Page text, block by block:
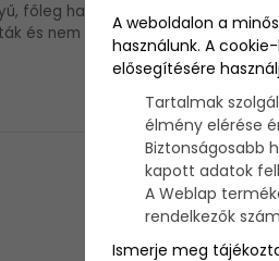
főleg ha el se bírod képzelni az
és nem bánták meg!
A weboldalon a
használunk. A
elősegítésére
Tartalmak
élmény elérése
Biztonságosabb
kapott adatok
A Weblap
rendelkezők
Ismerje meg